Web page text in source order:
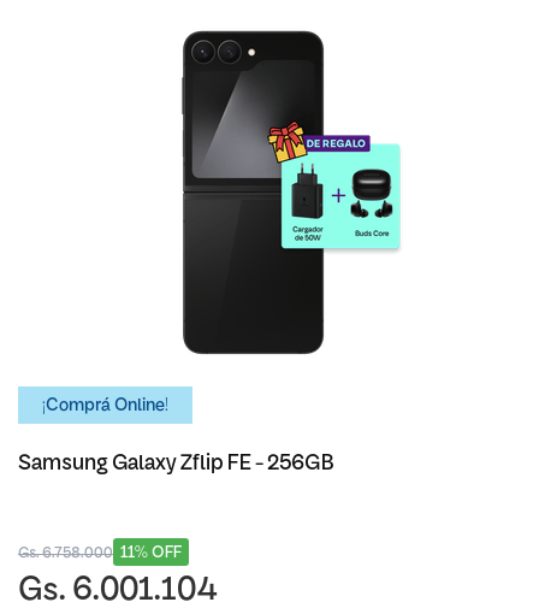
¡Comprá Online!
Samsung Galaxy Zflip FE - 256GB
11% OFF
Gs. 6.758.000
Gs. 6.001.104